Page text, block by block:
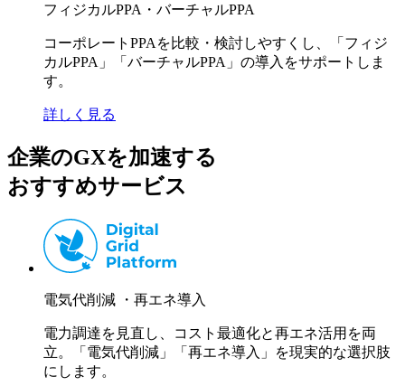
フィジカルPPA・バーチャルPPA
コーポレートPPAを比較・検討しやすくし、「フィジ
カルPPA」「バーチャルPPA」の導入をサポートしま
す。
詳しく見る
企業のGXを加速する
おすすめサービス
電気代削減 ・再エネ導入
電力調達を見直し、コスト最適化と再エネ活用を両
立。「電気代削減」「再エネ導入」を現実的な選択肢
にします。